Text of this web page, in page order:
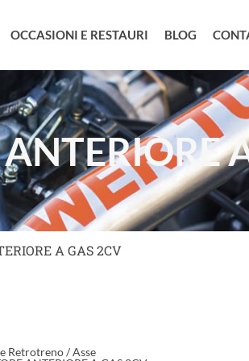
OCCASIONI E RESTAURI BLOG
A GAS 2CV
Retrotreno/Asse